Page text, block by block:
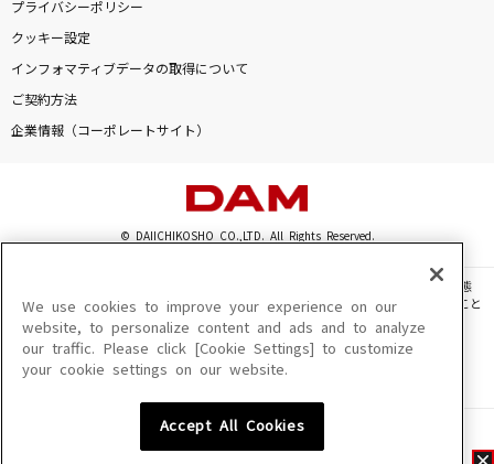
プライバシーポリシー
クッキー設定
インフォマティブデータの取得について
ご契約方法
企業情報（コーポレートサイト）
© DAIICHIKOSHO CO.,LTD. All Rights Reserved.
このサイトに掲載されている一切の文章・画像・写真・動画・音声等を、手段や形態
を問わず、著作権法の定める範囲を超えて無断で複製、転載、ファイル化などすること
を禁じます。
楽曲及びコンテンツは、機種によりご利用いただけない場合があります。
楽曲及びコンテンツの配信日、配信内容が変更になる場合があります。
We use cookies to improve your experience on our
website, to personalize content and ads and to analyze
our traffic. Please click [Cookie Settings] to customize
your cookie settings on our website.
Accept All Cookies